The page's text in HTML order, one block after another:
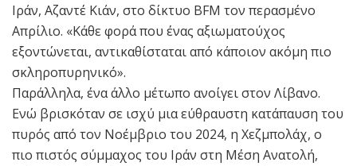
Ιράν, Αζαντέ Κιάν, στο δίκτυο BFM τον περασμένο
Απρίλιο. «Κάθε φορά που ένας αξιωματούχος
εξοντώνεται, αντικαθίσταται από κάποιον ακόμη πιο
σκληροπυρηνικό».
Παράλληλα, ένα άλλο μέτωπο ανοίγει στον Λίβανο.
Ενώ βρισκόταν σε ισχύ μια εύθραυστη κατάπαυση του
πυρός από τον Νοέμβριο του 2024, η Χεζμπολάχ, ο
πιο πιστός σύμμαχος του Ιράν στη Μέση Ανατολή,